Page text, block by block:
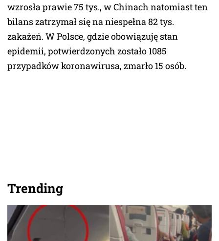
wzrosła prawie 75 tys., w Chinach natomiast ten
bilans zatrzymał się na niespełna 82 tys.
zakażeń. W Polsce, gdzie obowiązuję stan
epidemii, potwierdzonych zostało 1085
przypadków koronawirusa, zmarło 15 osób.
Trending